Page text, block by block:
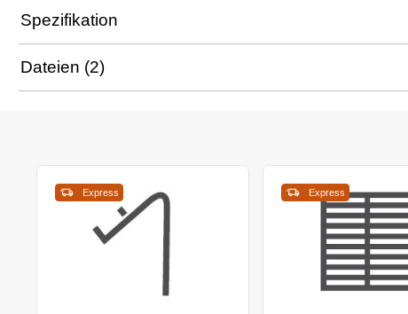
Spezifikation
Dateien (2)
Express Express